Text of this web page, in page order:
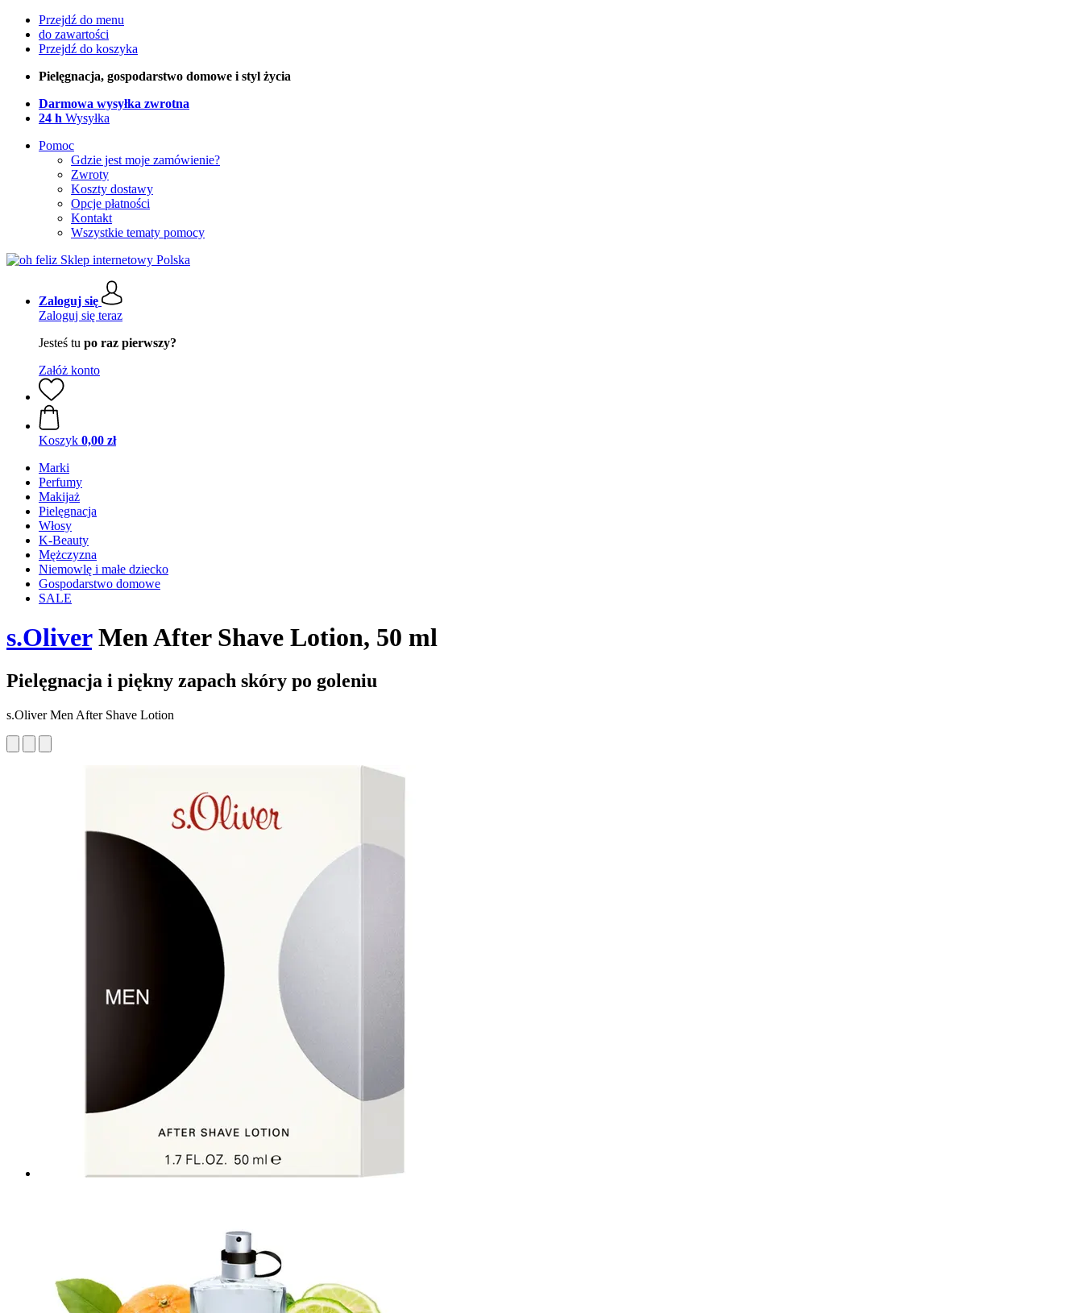
Przejdź do menu
do zawartości
Przejdź do koszyka
Pielęgnacja, gospodarstwo domowe i styl życia
Darmowa wysyłka zwrotna
24 h Wysyłka
Pomoc
Gdzie jest moje zamówienie?
Zwroty
Koszty dostawy
Opcje płatności
Kontakt
Wszystkie tematy pomocy
Zaloguj się
Zaloguj się teraz
Jesteś tu po raz pierwszy?
Załóż konto
Koszyk 0,00 zł
Marki
Perfumy
Makijaż
Pielęgnacja
Włosy
K-Beauty
Mężczyzna
Niemowlę i małe dziecko
Gospodarstwo domowe
SALE
s.OliverMen After Shave Lotion, 50 ml
Pielęgnacja i piękny zapach skóry po goleniu
s.Oliver Men After Shave Lotion